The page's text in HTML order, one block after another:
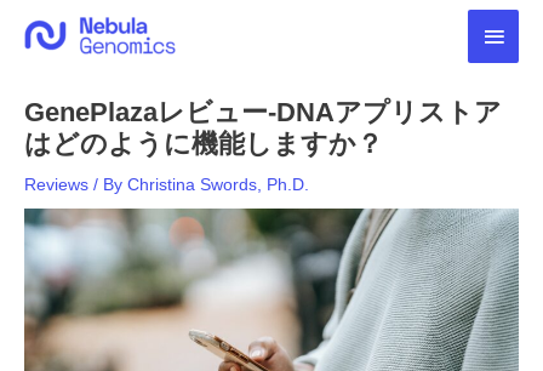
メ
ン
ニ
ュ
ー
GenePlazaレビュー-DNAアプリストア
はどのように機能しますか？
Reviews / By Christina Swords, Ph.D.